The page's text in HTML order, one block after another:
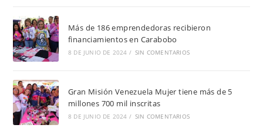
Más de 186 emprendedoras recibieron
financiamientos en Carabobo
8 DE JUNIO DE 2024 / SIN COMENTARIOS
Gran Misión Venezuela Mujer tiene más de 5
millones 700 mil inscritas
8 DE JUNIO DE 2024 / SIN COMENTARIOS